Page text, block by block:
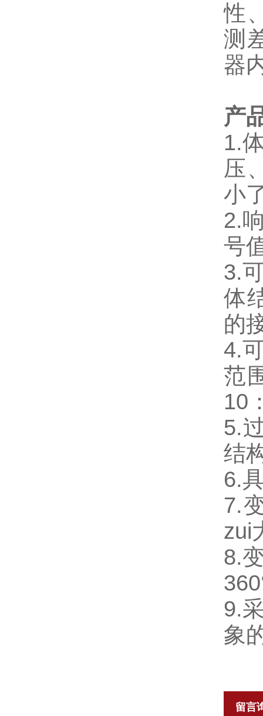
性
测
器
产
1.
压
小
2.
号
3.
体
的
4.
范
10
5.
结
6.
7.
zui
8.
9.
象
留言